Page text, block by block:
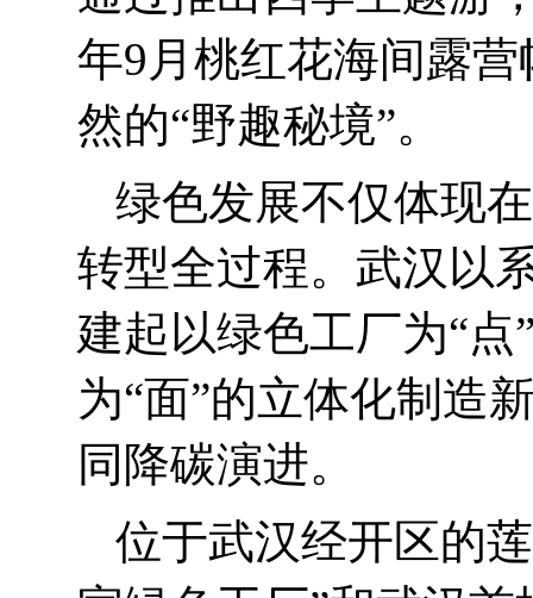
年9 月桃红花海间露
然的“野趣秘境”。
绿色发展不仅体现
转型全过程。武汉以
建起以绿色工厂为“点
为“面”的立体化制造
同降碳演进。
位于武汉经开区的